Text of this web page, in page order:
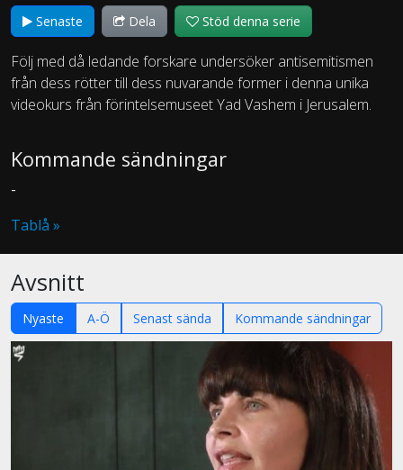
Senaste Dela Stöd denna serie
Följ med då ledande forskare undersöker antisemitismen
från dess rötter till dess nuvarande former i denna unika
videokurs från förintelsemuseet Yad Vashem i Jerusalem.
Kommande sändningar
-
Tablå »
Avsnitt
Nyaste A-Ö Senast sända Kommande sändningar